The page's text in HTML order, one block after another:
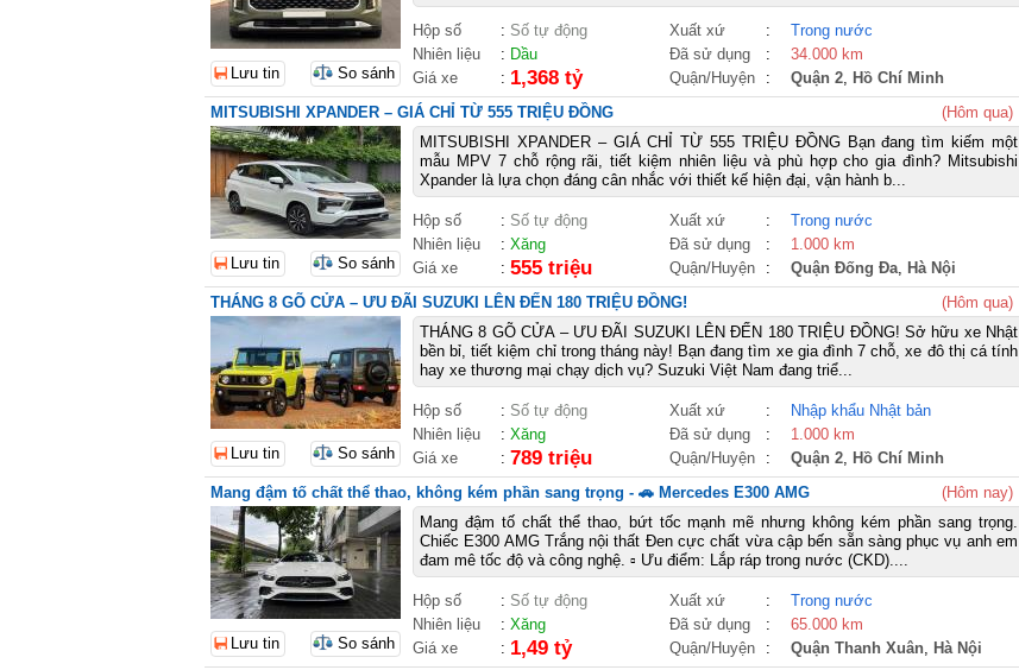
Hộp số : Số tự động Xuất xứ :
Trong nước
Nhiên liệu
: Dầu Đã sử dụng :
34.000 km
Giá xe
: 1,368 tỷ Quận/Huyện : Quận 2, Hồ Chí Minh
Lưu tin So sánh
MITSUBISHI XPANDER – GIÁ CHỈ TỪ 555 TRIỆU ĐỒNG
(Hôm qua)
MITSUBISHI XPANDER – GIÁ CHỈ TỪ 555 TRIỆU ĐỒNG Bạn đang tìm kiếm một
mẫu MPV 7 chỗ rộng rãi, tiết kiệm nhiên liệu và phù hợp cho gia đình? Mitsubishi
Xpander là lựa chọn đáng cân nhắc với thiết kế hiện đại, vận hành b...
Hộp số : Số tự động Xuất xứ :
Trong nước
Nhiên liệu
: Xăng Đã sử dụng :
1.000 km
Giá xe
: 555 triệu Quận/Huyện : Quận Đống Đa, Hà Nội
Lưu tin So sánh
THÁNG 8 GÕ CỬA – ƯU ĐÃI SUZUKI LÊN ĐẾN 180 TRIỆU ĐỒNG!
(Hôm qua)
THÁNG 8 GÕ CỬA – ƯU ĐÃI SUZUKI LÊN ĐẾN 180 TRIỆU ĐỒNG! Sở hữu xe Nhật
bền bỉ, tiết kiệm chỉ trong tháng này! Bạn đang tìm xe gia đình 7 chỗ, xe đô thị cá tính
hay xe thương mại chạy dịch vụ? Suzuki Việt Nam đang triể...
Hộp số : Số tự động Xuất xứ :
Nhập khẩu Nhật bản
Nhiên liệu
: Xăng Đã sử dụng :
1.000 km
Giá xe
: 789 triệu Quận/Huyện : Quận 2, Hồ Chí Minh
Lưu tin So sánh
Mang đậm tố chất thể thao, không kém phần sang trọng - 🚗 Mercedes E300 AMG
(Hôm nay)
Mang đậm tố chất thể thao, bứt tốc mạnh mẽ nhưng không kém phần sang trọng.
Chiếc E300 AMG Trắng nội thất Đen cực chất vừa cập bến sẵn sàng phục vụ anh em
đam mê tốc độ và công nghệ. ▫ Ưu điểm: Lắp ráp trong nước (CKD)....
Hộp số : Số tự động Xuất xứ :
Trong nước
Nhiên liệu
: Xăng Đã sử dụng :
65.000 km
Giá xe
: 1,49 tỷ Quận/Huyện : Quận Thanh Xuân, Hà Nội
Lưu tin So sánh